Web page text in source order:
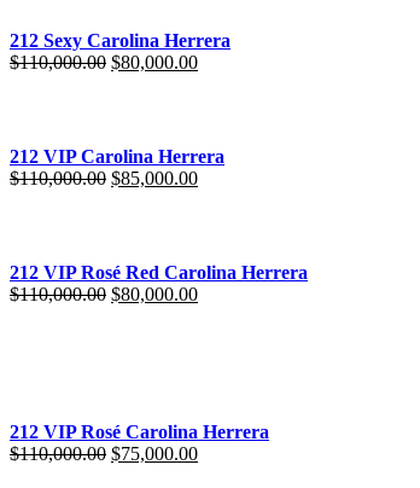
212 Sexy Carolina Herrera
$110,000.00 $80,000.00
212 VIP Carolina Herrera
$110,000.00 $85,000.00
212 VIP Rosé Red Carolina Herrera
$110,000.00 $80,000.00
212 VIP Rosé Carolina Herrera
$110,000.00 $75,000.00